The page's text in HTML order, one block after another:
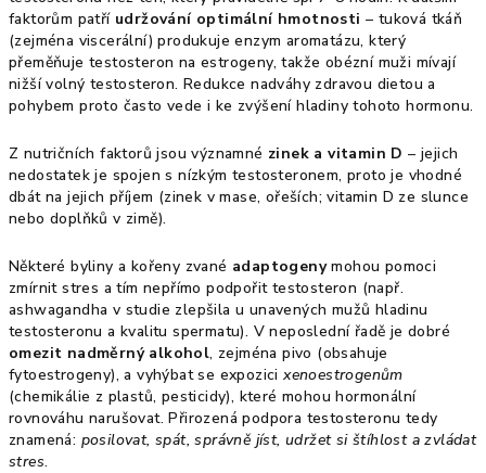
faktorům patří udržování optimální hmotnosti – tuková tkáň
(zejména viscerální) produkuje enzym aromatázu, který
přeměňuje testosteron na estrogeny, takže obézní muži mívají
nižší volný testosteron. Redukce nadváhy zdravou dietou a
pohybem proto často vede i ke zvýšení hladiny tohoto hormonu.
Z nutričních faktorů jsou významné zinek a vitamin D – jejich
nedostatek je spojen s nízkým testosteronem, proto je vhodné
dbát na jejich příjem (zinek v mase, ořeších; vitamin D ze slunce
nebo doplňků v zimě).
Některé byliny a kořeny zvané adaptogenymohou pomoci
zmírnit stres a tím nepřímo podpořit testosteron (např.
ashwagandha v studie zlepšila u unavených mužů hladinu
testosteronu a kvalitu spermatu). V neposlední řadě je dobré
omezit nadměrný alkohol, zejména pivo (obsahuje
fytoestrogeny), a vyhýbat se expozicixenoestrogenům
(chemikálie z plastů, pesticidy), které mohou hormonální
rovnováhu narušovat. Přirozená podpora testosteronu tedy
znamená: posilovat, spát, správně jíst, udržet si štíhlost a zvládat
stres.